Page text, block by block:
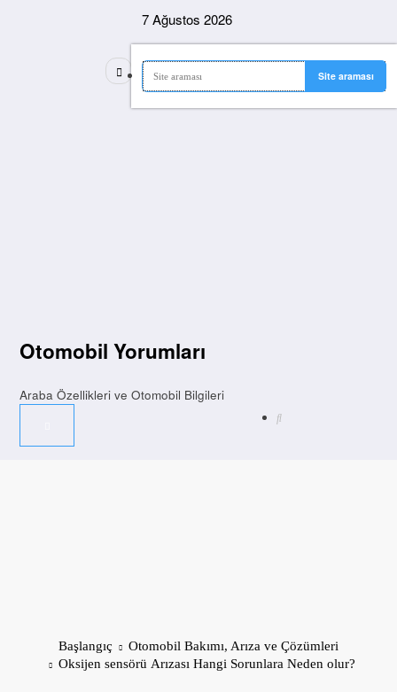
7 Ağustos 2026
Otomobil Yorumları
Araba Özellikleri ve Otomobil Bilgileri
Başlangıç
Otomobil Bakımı, Arıza ve Çözümleri
Oksijen sensörü Arızası Hangi Sorunlara Neden olur?